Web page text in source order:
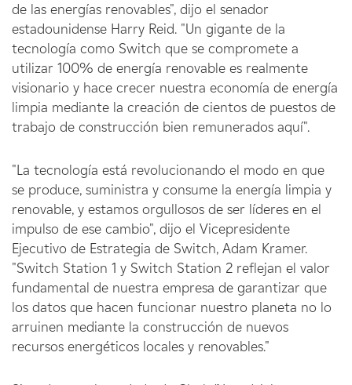
de las energías renovables", dijo el senador
estadounidense Harry Reid. "Un gigante de la
tecnología como Switch que se compromete a
utilizar 100% de energía renovable es realmente
visionario y hace crecer nuestra economía de energía
limpia mediante la creación de cientos de puestos de
trabajo de construcción bien remunerados aquí".
"La tecnología está revolucionando el modo en que
se produce, suministra y consume la energía limpia y
renovable, y estamos orgullosos de ser líderes en el
impulso de ese cambio", dijo el Vicepresidente
Ejecutivo de Estrategia de Switch, Adam Kramer.
"Switch Station 1 y Switch Station 2 reflejan el valor
fundamental de nuestra empresa de garantizar que
los datos que hacen funcionar nuestro planeta no lo
arruinen mediante la construcción de nuevos
recursos energéticos locales y renovables."